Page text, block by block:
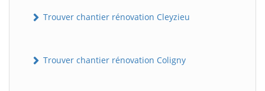
Trouver chantier rénovation Cleyzieu
Trouver chantier rénovation Coligny